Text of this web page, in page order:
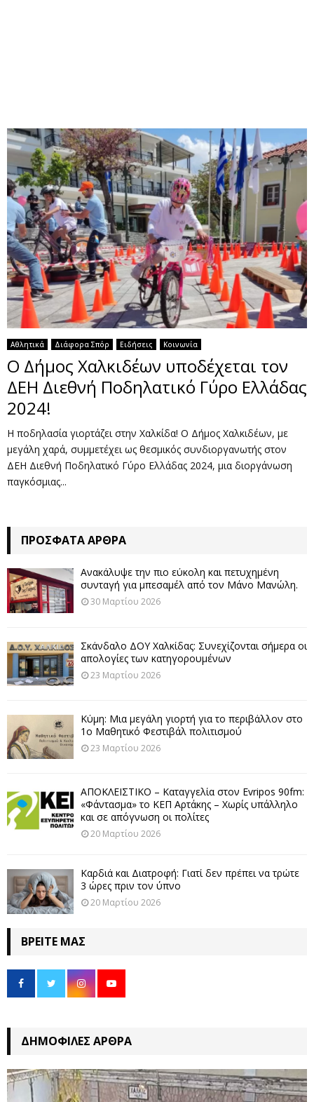
U
Αθλητικά Διάφορα Σπόρ Ειδήσεις Κοινωνία
Ο Δήμος Χαλκιδέων υποδέχεται τον
ΔΕΗ Διεθνή Ποδηλατικό Γύρο Ελλάδας
2024!
Η ποδηλασία γιορτάζει στην Χαλκίδα! Ο Δήμος Χαλκιδέων, με
μεγάλη χαρά, συμμετέχει ως θεσμικός συνδιοργανωτής στον
ΔΕΗ Διεθνή Ποδηλατικό Γύρο Ελλάδας 2024, μια διοργάνωση
παγκόσμιας...
ΠΡΌΣΦΑΤΑ ΆΡΘΡΑ
Ανακάλυψε την πιο εύκολη και πετυχημένη
συνταγή για μπεσαμέλ από τον Μάνο Μανώλη.
30 Μαρτίου 2026
Σκάνδαλο ΔΟΥ Χαλκίδας: Συνεχίζονται σήμερα οι
απολογίες των κατηγορουμένων
23 Μαρτίου 2026
Κύμη: Μια μεγάλη γιορτή για το περιβάλλον στο
1ο Μαθητικό Φεστιβάλ πολιτισμού
23 Μαρτίου 2026
ΑΠΟΚΛΕΙΣΤΙΚΟ – Καταγγελία στον Evripos 90fm:
«Φάντασμα» το ΚΕΠ Αρτάκης – Χωρίς υπάλληλο
και σε απόγνωση οι πολίτες
20 Μαρτίου 2026
Καρδιά και Διατροφή: Γιατί δεν πρέπει να τρώτε
3 ώρες πριν τον ύπνο
20 Μαρτίου 2026
ΒΡΕΊΤΕ ΜΑΣ
ΔΗΜΟΦΙΛΈΣ ΆΡΘΡΑ